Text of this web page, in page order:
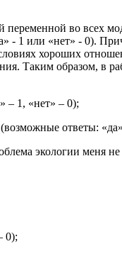
во всех
- 1 или «нет» - 0).
хороших
Таким образом, в
– 1, «нет» – 0);
ответы:
экологии меня
0);